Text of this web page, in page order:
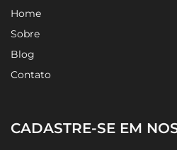
Home
Sobre
Blog
Contato
CADASTRE-SE EM